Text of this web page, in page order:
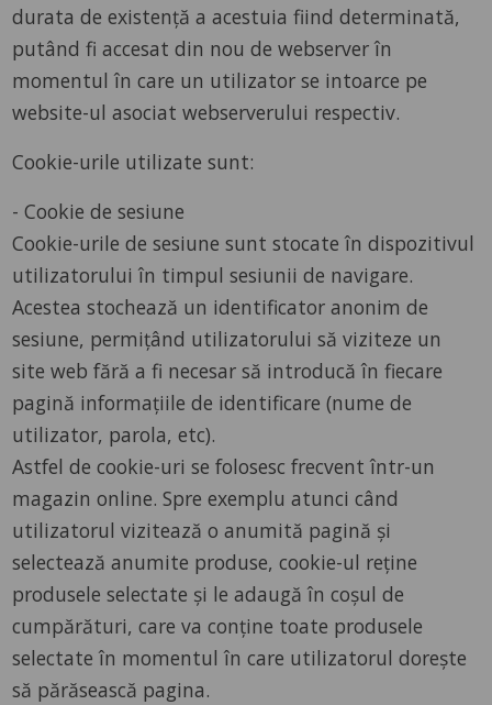
durata de existență a acestuia fiind determinată,
putând fi accesat din nou de webserver în
momentul în care un utilizator se intoarce pe
website-ul asociat webserverului respectiv.
Cookie-urile utilizate sunt:
- Cookie de sesiune
Cookie-urile de sesiune sunt stocate în dispozitivul
utilizatorului în timpul sesiunii de navigare.
Acestea stochează un identificator anonim de
sesiune, permițând utilizatorului să viziteze un
site web fără a fi necesar să introducă în fiecare
pagină informațiile de identificare (nume de
utilizator, parola, etc).
Astfel de cookie-uri se folosesc frecvent într-un
magazin online. Spre exemplu atunci când
utilizatorul vizitează o anumită pagină și
selectează anumite produse, cookie-ul reține
produsele selectate și le adaugă în coșul de
cumpărături, care va conține toate produsele
selectate în momentul în care utilizatorul dorește
să părăsească pagina.